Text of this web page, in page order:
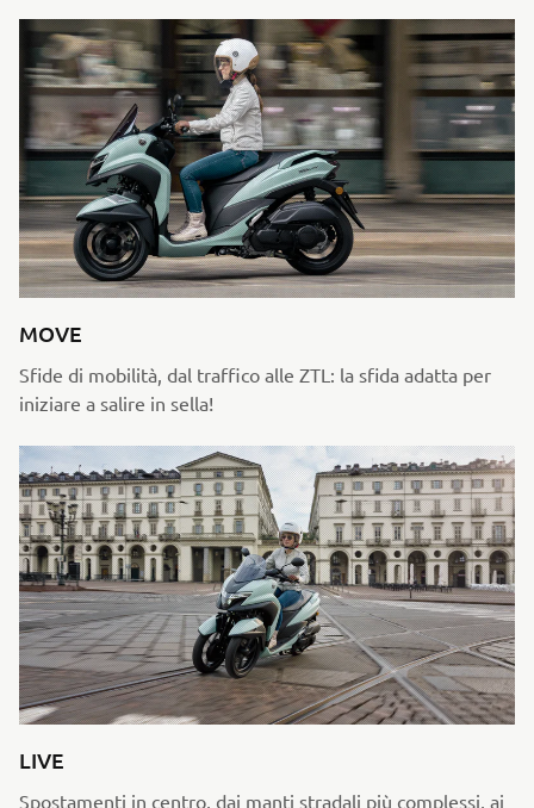
MOVE
Sfide di mobilità, dal traffico alle ZTL: la sfida adatta per
iniziare a salire in sella!
LIVE
Spostamenti in centro, dai manti stradali più complessi, ai